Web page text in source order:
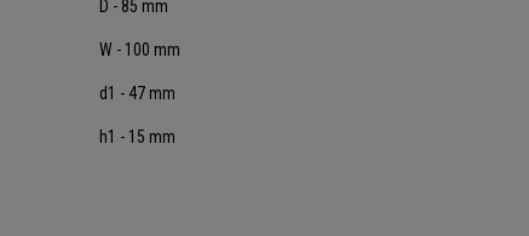
D - 85 mm
W - 100 mm
d1 - 47 mm
h1 - 15 mm